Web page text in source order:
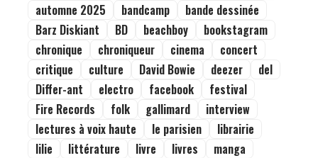
automne 2025
bandcamp
bande dessinée
Barz Diskiant
BD beachboy
bookstagram
chronique
chroniqueur cinema
concert
critique
culture David Bowie deezer
del
Differ-ant
electro facebook
festival
Fire Records
folk gallimard
interview
lectures à voix haute
le parisien
librairie
lilie
littérature livre livres
manga